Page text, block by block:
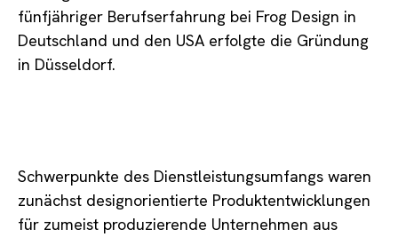
fünfjähriger Berufserfahrung bei Frog Design in
Deutschland und den USA erfolgte die Gründung
in Düsseldorf.
Schwerpunkte des Dienstleistungsumfangs waren
zunächst designorientierte Produktentwicklungen
für zumeist produzierende Unternehmen aus